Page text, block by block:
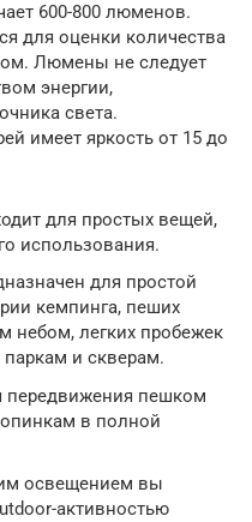
600-800 люменов.
для оценки количества
Люмены не следует
энергии,
света.
имеет яркость от 15 до
для простых вещей,
использования.
для простой
кемпинга, пеших
небом, легких пробежек
и скверам.
пешком
в полной
освещением вы
активностью